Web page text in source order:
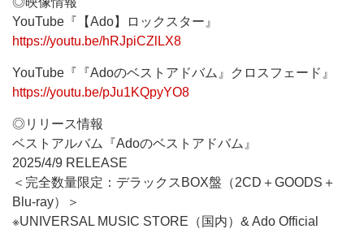
YouTube『【Ado】ロックスター』
https://youtu.be/hRJpiCZlLX8
YouTube『『Adoのベストアドバム』クロスフェード』
https://youtu.be/pJu1KQpyYO8
◎リリース情報
ベストアルバム『Adoのベストアドバム』
2025/4/9 RELEASE
＜完全数量限定：デラックスBOX盤（2CD＋GOODS＋
Blu-ray）＞
※UNIVERSAL MUSIC STORE（国内）& Ado Official